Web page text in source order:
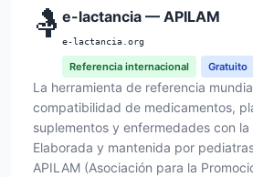
🤱 e-lactancia — APILAM
e-lactancia.org
Referencia internacional Gratuito
La herramienta de referencia
compatibilidad de medicamentos,
suplementos y enfermedades con
Elaborada y mantenida por
APILAM (Asociación para la